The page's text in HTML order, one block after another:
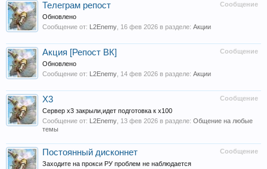
Сообщение
Телеграм репост
Обновлено
Сообщение от: L2Enemy 16 фев 2026 в разделе: Акции
Сообщение
Акция [Репост ВК]
Обновлено
Сообщение от: L2Enemy 14 фев 2026 в разделе: Акции
Сообщение
Х3
Сервер х3 закрыли,идет подготовка к х100
Сообщение от: L2Enemy 13 фев 2026 в разделе: Общение на любые
темы
Сообщение
Постоянный дисконнет
Заходите на прокси РУ проблем не наблюдается